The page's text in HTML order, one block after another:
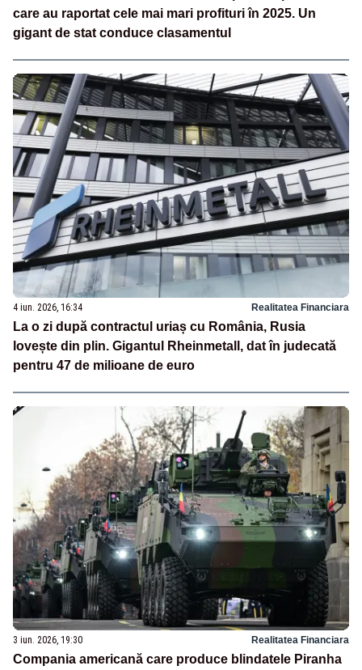
care au raportat cele mai mari profituri în 2025. Un
gigant de stat conduce clasamentul
4 iun. 2026, 16:34 Realitatea Financiara
La o zi după contractul uriaș cu România, Rusia
lovește din plin. Gigantul Rheinmetall, dat în judecată
pentru 47 de milioane de euro
3 iun. 2026, 19:30 Realitatea Financiara
Compania americană care produce blindatele Piranha